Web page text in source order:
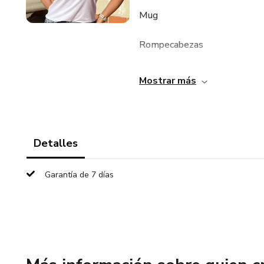
Mug
Rompecabezas
Llaveros
Buzos
Mostrar más
Detalles
Garantía de 7 días